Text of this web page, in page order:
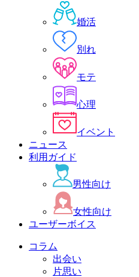
婚活
別れ
モテ
心理
イベント
ニュース
利用ガイド
男性向け
女性向け
ユーザーボイス
コラム
出会い
片思い